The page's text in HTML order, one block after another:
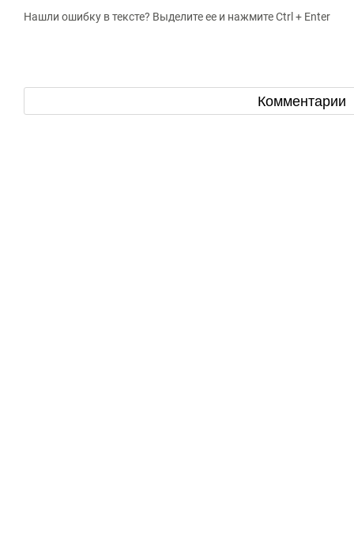
Нашли ошибку в тексте? Выделите ее и нажмите Ctrl + Enter
Комментарии